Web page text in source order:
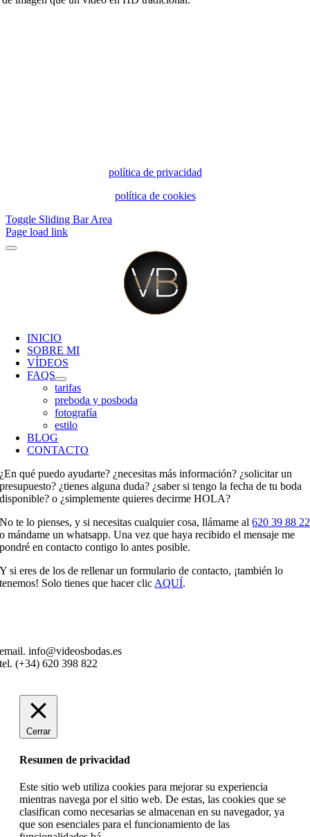
política de privacidad
política de cookies
Toggle Sliding Bar Area
Page load link
INICIO
SOBRE MI
VÍDEOS
FAQS
tarifas
preboda y posboda
fotografía
estilo
BLOG
CONTACTO
¿En qué puedo ayudarte? ¿necesitas más información? ¿solicitar un
presupuesto? ¿tienes alguna duda? ¿saber si tengo la fecha de tu boda
disponible? o ¿simplemente quieres decirme HOLA?
No te lo pienses, y si necesitas cualquier cosa, llámame al620 39 88 22
o mándame un whatsapp. Una vez que haya recibido el mensaje me
pondré en contacto contigo lo antes posible.
Y si eres de los de rellenar un formulario de contacto, ¡también lo
tenemos! Solo tienes que hacer clic AQUÍ.
email. info@videosbodas.es
tel. (+34) 620 398 822
Cerrar
Resumen de privacidad
Este sitio web utiliza cookies para mejorar su experiencia
mientras navega por el sitio web. De estas, las cookies que se
clasifican como necesarias se almacenan en su navegador, ya
que son esenciales para el funcionamiento de las